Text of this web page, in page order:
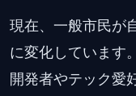
現在、一般市民が
に変化しています
開発者やテック愛